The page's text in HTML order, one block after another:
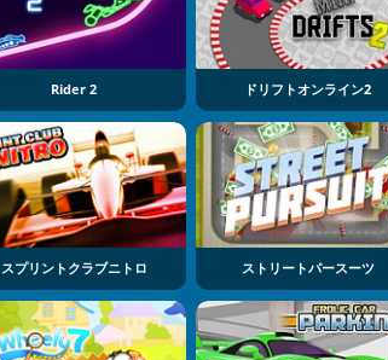
Rider 2 ドリフトオンライン2
スプリントクラブニトロ ストリートパースーツ